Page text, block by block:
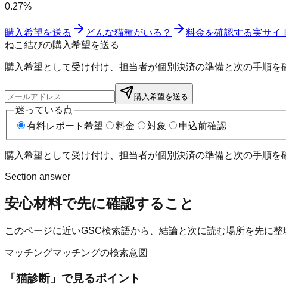
0.27%
購入希望を送る どんな猫種がいる？ 料金を確認する実サイ
ねこ結びの購入希望を送る
購入希望として受け付け、担当者が個別決済の準備と次の手順を
購入希望を送る
迷っている点
有料レポート希望
料金 対象 申込前確認
購入希望として受け付け、担当者が個別決済の準備と次の手順を
Section answer
安心材料で先に確認すること
このページに近いGSC検索語から、結論と次に読む場所を先に整
マッチングマッチングの検索意図
「猫診断」で見るポイント